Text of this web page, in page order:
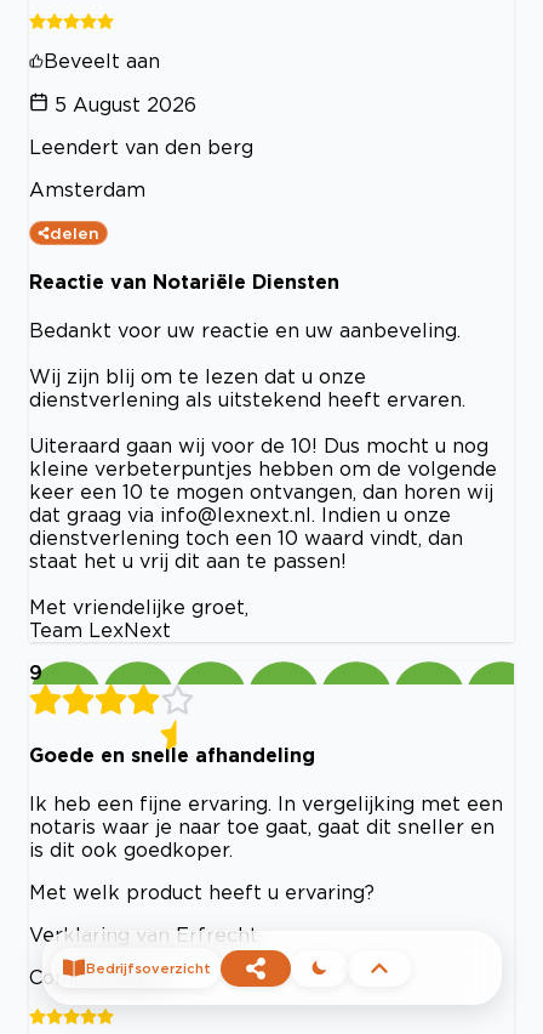
Beveelt aan
5 August 2026
Leendert van den berg
Amsterdam
delen
Reactie van Notariële Diensten
Bedankt voor uw reactie en uw aanbeveling.
Wij zijn blij om te lezen dat u onze
dienstverlening als uitstekend heeft ervaren.
Uiteraard gaan wij voor de 10! Dus mocht u nog
kleine verbeterpuntjes hebben om de volgende
keer een 10 te mogen ontvangen, dan horen wij
dat graag via info@lexnext.nl . Indien u onze
dienstverlening toch een 10 waard vindt, dan
staat het u vrij dit aan te passen!
Met vriendelijke groet,
Team LexNext
9
Goede en snelle afhandeling
Ik heb een fijne ervaring. In vergelijking met een
notaris waar je naar toe gaat, gaat dit sneller en
is dit ook goedkoper.
Met welk product heeft u ervaring?
Verklaring van Erfrecht
Communicatie
Bedrijfsoverzicht